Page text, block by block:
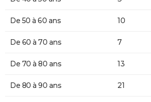
De 50 à 60 ans 10
De 60 à 70 ans 7
De 70 à 80 ans 13
De 80 à 90 ans 21